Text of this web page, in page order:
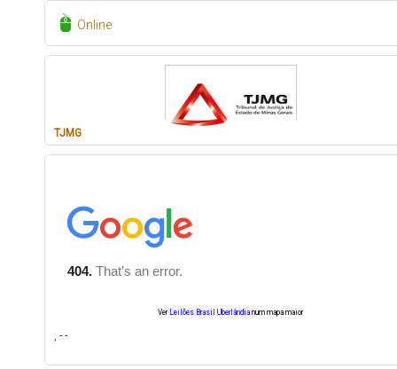
Online
TJMG
Ver Leilões Brasil Uberlândia num mapa maior
, - -